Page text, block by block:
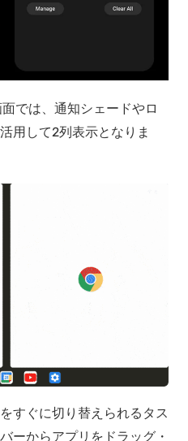
では、通知シェードやロ
用して2列表示となりま
すぐに切り替えられるタス
ーからアプリをドラッグ・